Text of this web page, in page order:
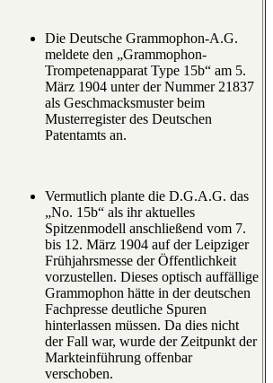
Die Deutsche Grammophon-A.G.
meldete den „Grammophon-
Trompetenapparat Type 15b“ am 5.
März 1904 unter der Nummer 21837
als Geschmacksmuster beim
Musterregister des Deutschen
Patentamts an.
Vermutlich plante die D.G.A.G. das
„No. 15b“ als ihr aktuelles
Spitzenmodell anschließend vom 7.
bis 12. März 1904 auf der Leipziger
Frühjahrsmesse der Öffentlichkeit
vorzustellen. Dieses optisch auffällige
Grammophon hätte in der deutschen
Fachpresse deutliche Spuren
hinterlassen müssen. Da dies nicht
der Fall war, wurde der Zeitpunkt der
Markteinführung offenbar
verschoben.